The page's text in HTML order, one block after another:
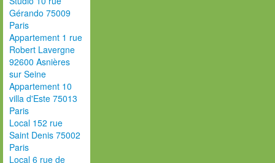
Gérando 75009
Paris
Appartement 1 rue
Robert Lavergne
92600 Asnières
sur Seine
Appartement 10
villa d'Este 75013
Paris
Local 152 rue
Saint Denis 75002
Paris
Local 6 rue de